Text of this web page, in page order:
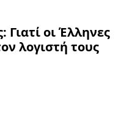
Γιατί οι Έλληνες
λογιστή τους